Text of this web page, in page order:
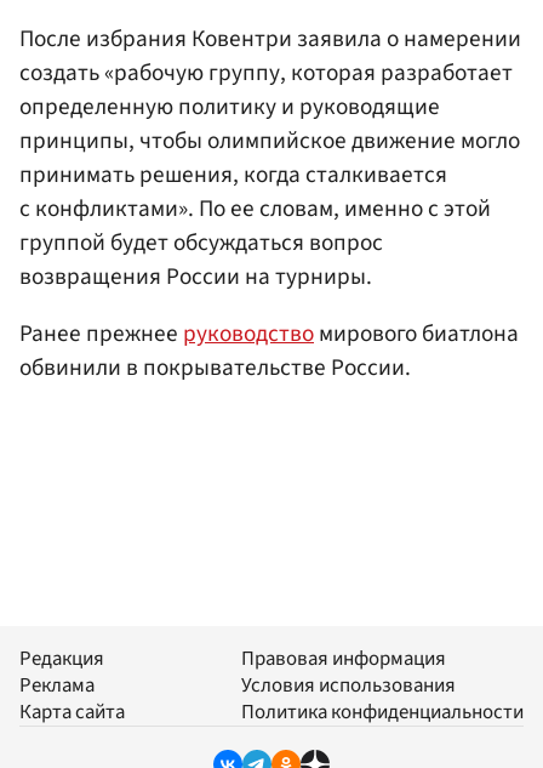
После избрания Ковентри заявила о намерении
создать «рабочую группу, которая разработает
определенную политику и руководящие
принципы, чтобы олимпийское движение могло
принимать решения, когда сталкивается
с конфликтами». По ее словам, именно с этой
группой будет обсуждаться вопрос
возвращения России на турниры.
Ранее прежнее руководствомирового биатлона
обвинили в покрывательстве России.
Редакция
Реклама
Карта сайта
Правовая информация
Условия использования
Политика конфиденциальности